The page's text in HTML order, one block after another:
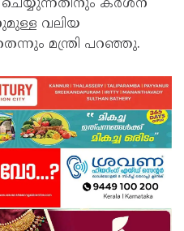
കർശന
വലിയ
മന്ത്രി പറഞ്ഞു.